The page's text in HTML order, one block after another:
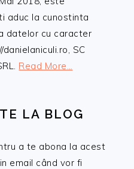
aduc la cunostinta
datelor cu caracter
SC
Read More…
LA BLOG
a te abona la acest
email când vor fi